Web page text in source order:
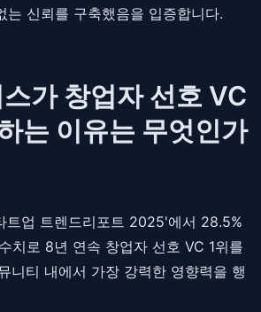
는 신뢰를 구축했음을 입증합니다.
가 창업자 선호 VC
는 이유는 무엇인가
트업 트렌드리포트 2025'에서 28.5%
치로 8년 연속 창업자 선호 VC 1위를
니티 내에서 가장 강력한 영향력을 행